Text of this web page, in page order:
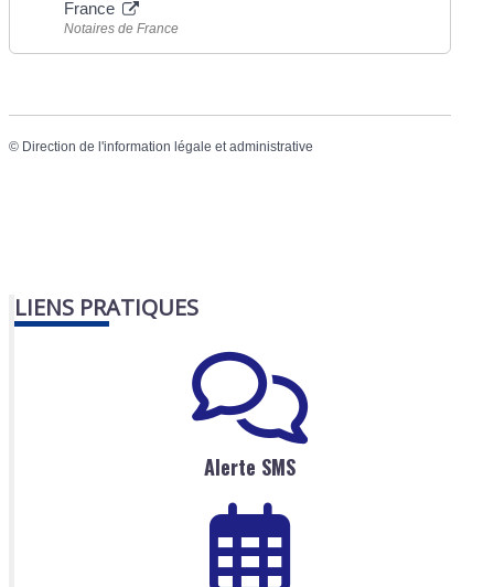
France
Notaires de France
© Direction de l'information légale et administrative
LIENS PRATIQUES
Alerte SMS